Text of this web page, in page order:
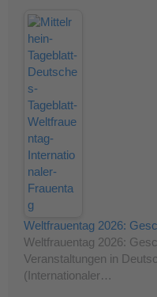
Weltfrauentag 2026:
Weltfrauentag 2026:
Veranstaltungen in
(Internationaler…